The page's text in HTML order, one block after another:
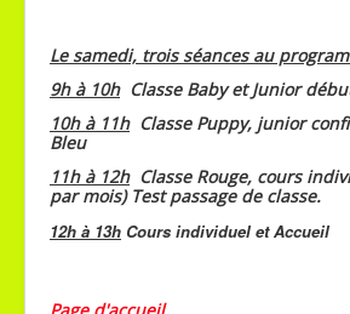
Le samedi, trois séances au
9h à 10h Classe Baby et Junior
10h à 11h Classe Puppy, junior
Bleu
11h à 12h Classe Rouge, cours
par mois) Test passage de classe.
12h à 13h Cours individuel et Accueil